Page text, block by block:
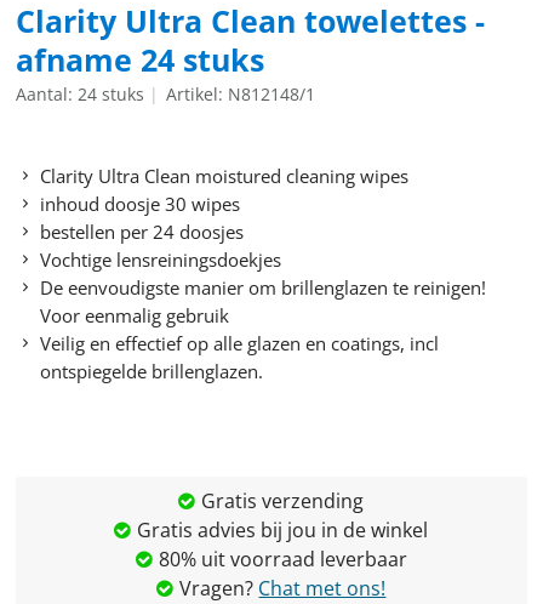
Clarity Ultra Clean towelettes -
afname 24 stuks
Aantal: 24 stuks Artikel: N812148/1
Clarity Ultra Clean moistured cleaning wipes
inhoud doosje 30 wipes
bestellen per 24 doosjes
Vochtige lensreiningsdoekjes
De eenvoudigste manier om brillenglazen te reinigen!
Voor eenmalig gebruik
Veilig en effectief op alle glazen en coatings, incl
ontspiegelde brillenglazen.
Gratis verzending
Gratis advies bij jou in de winkel
80% uit voorraad leverbaar
Vragen? Chat met ons!